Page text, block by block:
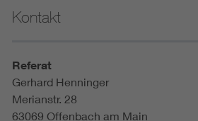
Kontakt
Referat
Gerhard Henninger
Merianstr. 28
63069 Offenbach am Main